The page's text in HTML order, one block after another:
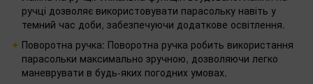
ручці дозволяє використовувати парасольку навіть у
темний час доби, забезпечуючи додаткове освітлення.
Поворотна ручка: Поворотна ручка робить використання
парасольки максимально зручною, дозволяючи легко
маневрувати в будь-яких погодних умовах.